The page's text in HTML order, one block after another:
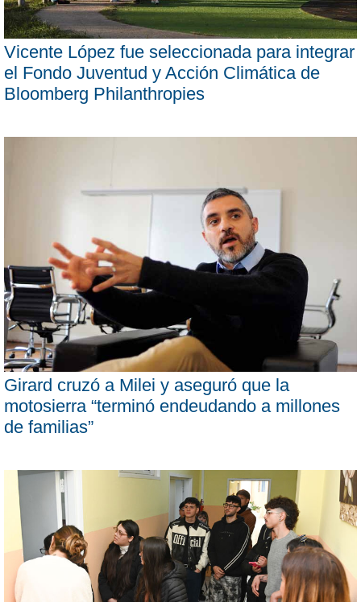
Vicente López fue seleccionada para integrar
el Fondo Juventud y Acción Climática de
Bloomberg Philanthropies
Girard cruzó a Milei y aseguró que la
motosierra “terminó endeudando a millones
de familias”